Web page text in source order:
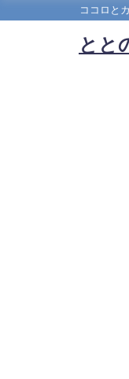
ココロと
とと